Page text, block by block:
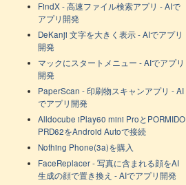
FindX - 高速ファイル検索アプリ - AIで
アプリ開発
DeKanji 文字を大きく表示 - AIでアプリ
開発
マックにスタートメニュー - AIでアプリ
開発
PaperScan - 印刷物スキャンアプリ - AI
でアプリ開発
Alldocube iPlay60 mini ProとPORMIDO
PRD62をAndroid Autoで接続
Nothing Phone(3a)を購入
FaceReplacer - 写真に含まれる顔をAI
生成の顔で置き換え - AIでアプリ開発